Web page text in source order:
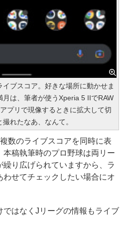
ブスコア。好きな場所に動かせま
は、筆者が使うXperia 5 IIでRAW
プリで現像するときに拡大して切
れたなあ、なんて。
数のライブスコアを同時に表
本稿執筆時のプロ野球は両リー
り広げられていますから、ラ
わせてチェックしたい場合にオ
はなくJリーグの情報もライブ